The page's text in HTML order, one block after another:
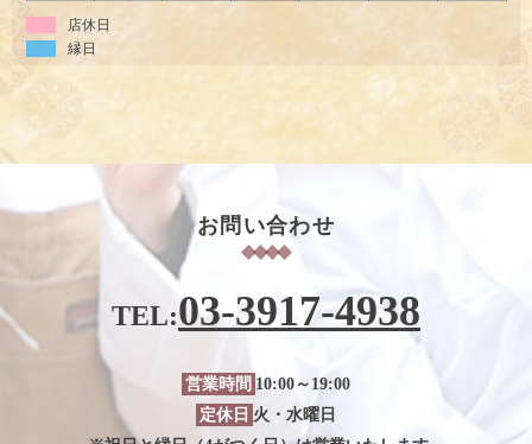
店休日
縁日
お問い合わせ
TEL:03-3917-4938
営業時間 10:00～19:00
定休日 火・水曜日